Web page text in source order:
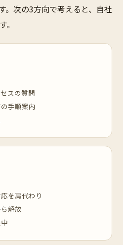
。次の3方向で考えると、自社
スの質問
手順案内
を肩代わり
解放